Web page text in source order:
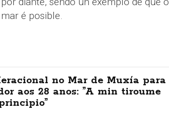
é posible.
no Mar de Muxía para
aos 28 anos: ”A min tiroume